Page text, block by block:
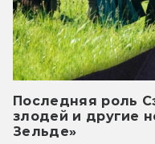
Последняя роль
злодей и другие
Зельде»